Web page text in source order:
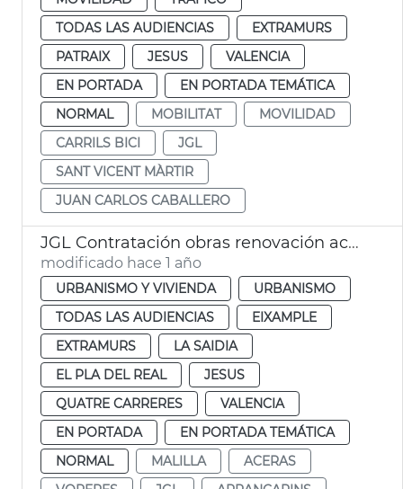
TODAS LAS AUDIENCIAS
EXTRAMURS
PATRAIX
JESUS
VALENCIA
EN PORTADA
EN PORTADA TEMÁTICA
NORMAL
MOBILITAT
MOVILIDAD
CARRILS BICI
JGL
SANT VICENT MÀRTIR
JUAN CARLOS CABALLERO
JGL Contratación obras renovación aceras València
modificado hace 1 año
URBANISMO Y VIVIENDA
URBANISMO
TODAS LAS AUDIENCIAS
EIXAMPLE
EXTRAMURS
LA SAIDIA
EL PLA DEL REAL
JESUS
QUATRE CARRERES
VALENCIA
EN PORTADA
EN PORTADA TEMÁTICA
NORMAL
MALILLA
ACERAS